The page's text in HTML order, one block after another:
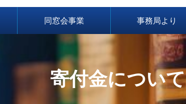
同窓会事業 事務局より
寄付金について